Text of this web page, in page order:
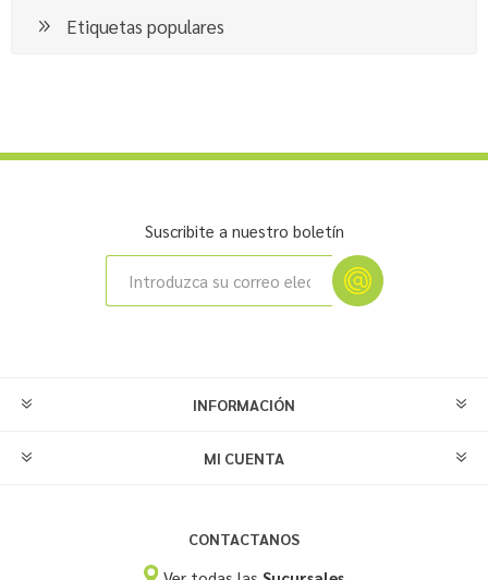
Etiquetas populares
Suscribite a nuestro boletín
INFORMACIÓN
MI CUENTA
CONTACTANOS